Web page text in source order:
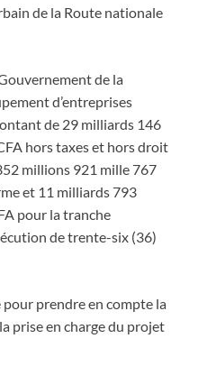
de la Route nationale
de la
d’entreprises
de 29 milliards 146
hors taxes et hors droit
millions 921 mille 767
et 11 milliards 793
pour la tranche
de trente-six (36)
prendre en compte la
prise en charge du projet